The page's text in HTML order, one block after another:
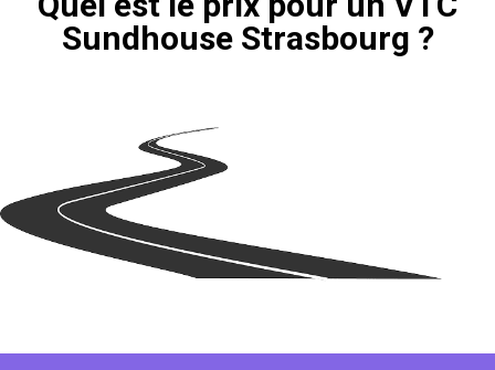
Sundhouse Strasbourg ?